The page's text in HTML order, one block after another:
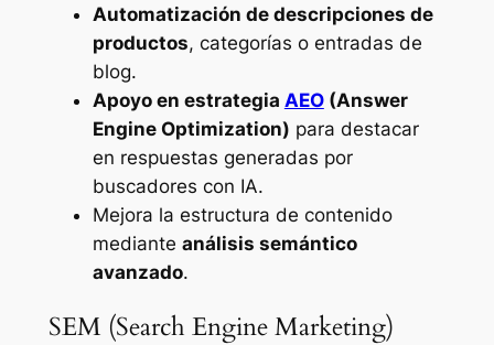
Automatización de descripciones de
productos, categorías o entradas de
blog.
Apoyo en estrategia AEO(Answer
Engine Optimization) para destacar
en respuestas generadas por
buscadores con IA.
Mejora la estructura de contenido
mediante análisis semántico
avanzado.
SEM (Search Engine Marketing)